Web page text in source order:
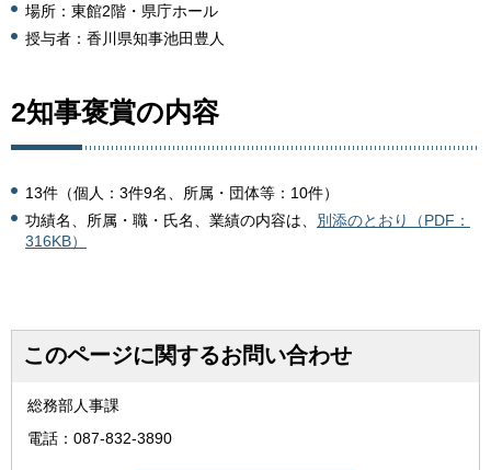
場所：東館2階・県庁ホール
授与者：香川県知事池田豊人
2知事褒賞の内容
13件（個人：3件9名、所属・団体等：10件）
功績名、所属・職・氏名、業績の内容は、 別添のとおり（PDF：
316KB）
このページに関するお問い合わせ
総務部人事課
電話：087-832-3890